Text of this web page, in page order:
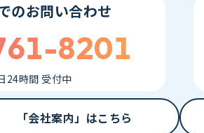
のお問い合わせ
8201
24時間 受付中
「会社案内」はこちら